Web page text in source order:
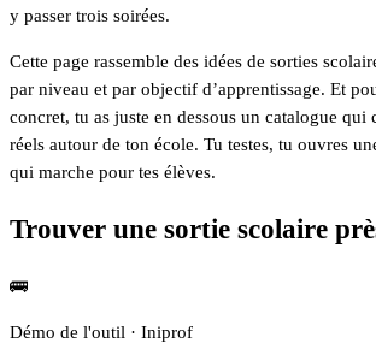
y passer trois soirées.
Cette page rassemble des idées de sorties
par niveau et par objectif d’apprentissage. Et
concret, tu as juste en dessous un catalogue qui
réels autour de ton école. Tu testes, tu ouvres
qui marche pour tes élèves.
Trouver une sortie scolaire
🚌
Démo de l'outil · Iniprof